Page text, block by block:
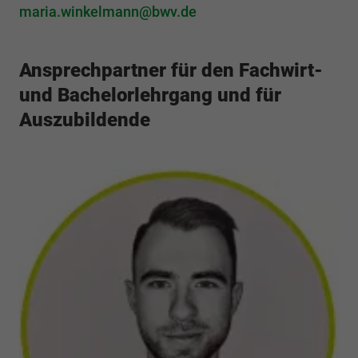
maria.winkelmann
bwv.de
Ansprechpartner für den Fachwirt-
und Bachelorlehrgang und für
Auszubildende